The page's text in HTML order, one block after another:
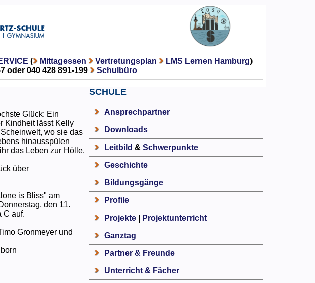
( Mittagessen Vertretungsplan LMS Lernen Hamburg)
oder 040 428 891-199
Schulbüro
Glück: Ein
Kindheit lässt Kelly
wo sie das
hinausspülen
das Leben zur Hölle.
über
is Bliss" am
den 11.
C auf.
Gronmeyer und
SCHULE
Ansprechpartner
Downloads
Leitbild & Schwerpunkte
Geschichte
Bildungsgänge
Profile
Projekte| Projektunterricht
Ganztag
Partner & Freunde
Unterricht & Fächer